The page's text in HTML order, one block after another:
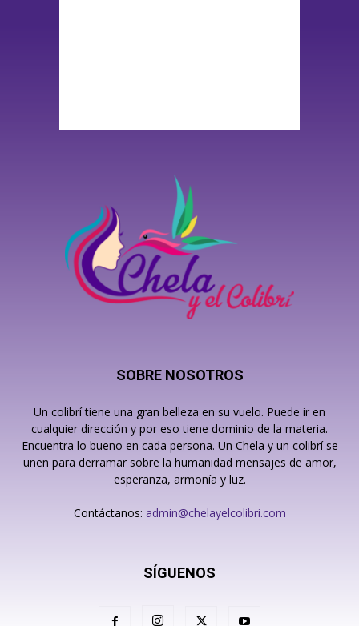
SOBRE NOSOTROS
Un colibrí tiene una gran belleza en su vuelo. Puede ir en
cualquier dirección y por eso tiene dominio de la materia.
Encuentra lo bueno en cada persona. Un Chela y un colibrí se
unen para derramar sobre la humanidad mensajes de amor,
esperanza, armonía y luz.
Contáctanos: admin@chelayelcolibri.com
SÍGUENOS